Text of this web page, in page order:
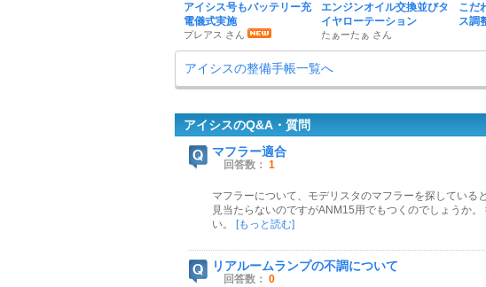
アイシス号もバッテリー充
電儀式実施
プレアス さん
エンジンオイル交換並びタ
イヤローテーション
たぁーたぁ さん
こだ
ス調
アイシスの整備手帳一覧へ
アイシスのQ&A・質問
マフラー適合
回答数： 1
マフラーについて、モデリスタのマフラーを探してい
見当たらないのですがANM15用でもつくのでしょうか
い。
[もっと読む]
リアルームランプの不調について
回答数： 0